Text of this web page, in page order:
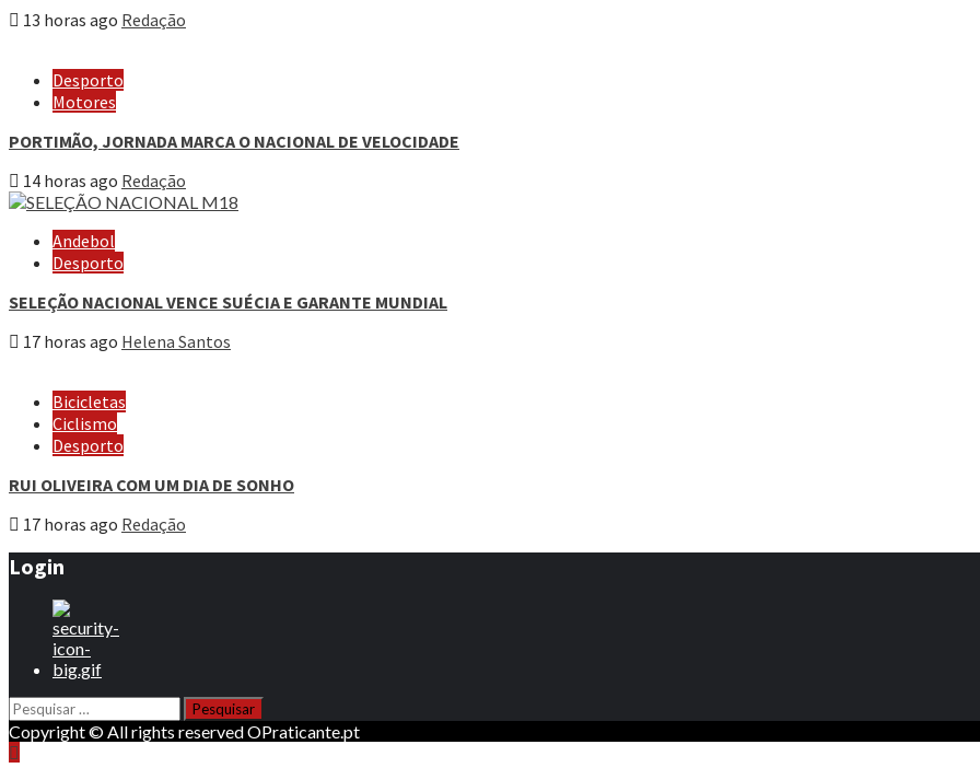
13 horas ago Redação
Desporto
Motores
PORTIMÃO, JORNADA MARCA O NACIONAL DE VELOCIDADE
14 horas ago Redação
Andebol
Desporto
SELEÇÃO NACIONAL VENCE SUÉCIA E GARANTE MUNDIAL
17 horas ago Helena Santos
Bicicletas
Ciclismo
Desporto
RUI OLIVEIRA COM UM DIA DE SONHO
17 horas ago Redação
Login
Pesquisar
por:
Copyright © All rights reserved OPraticante.pt